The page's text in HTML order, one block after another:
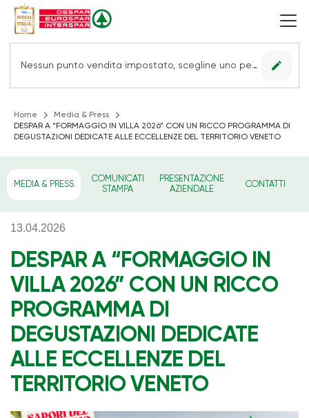
Nessun punto vendita impostato, scegline uno per vedere le offerte. edit
Home
Media & Press
DESPAR A “FORMAGGIO IN VILLA 2026” CON UN RICCO PROGRAMMA DI
DEGUSTAZIONI DEDICATE ALLE ECCELLENZE DEL TERRITORIO VENETO
MEDIA & PRESS
COMUNICATI
STAMPA
PRESENTAZIONE
AZIENDALE
CONTATTI
13.04.2026
DESPAR A “FORMAGGIO IN
VILLA 2026” CON UN RICCO
PROGRAMMA DI
DEGUSTAZIONI DEDICATE
ALLE ECCELLENZE DEL
TERRITORIO VENETO